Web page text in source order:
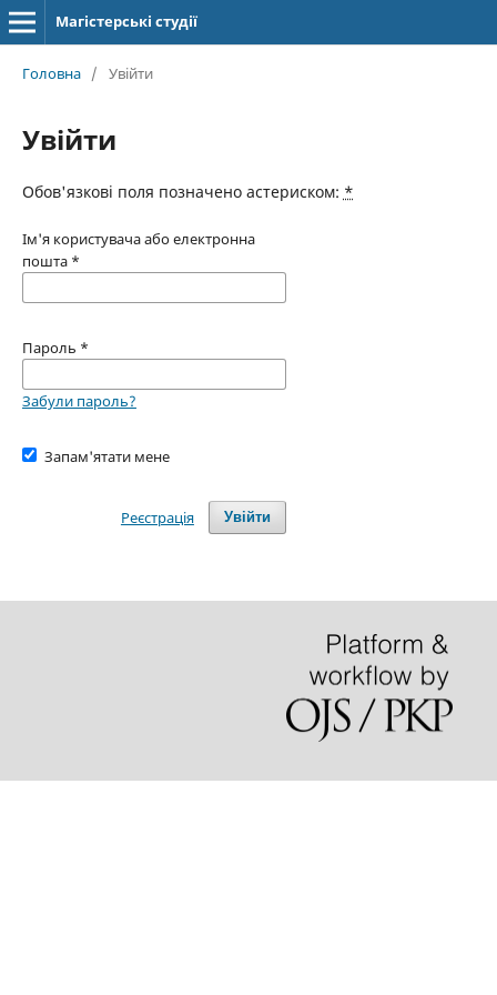
Магістерські студії
Головна / Увійти
Увійти
Обов'язкові поля позначено астериском: *
Ім'я користувача або електронна
пошта *
Пароль *
Забули пароль?
Запам'ятати мене
Увійти
Реєстрація